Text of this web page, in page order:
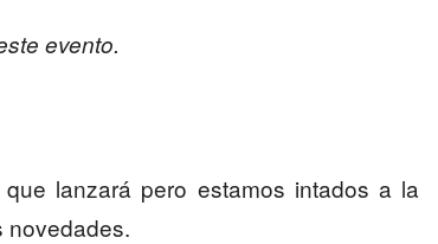
evento.
lanzará pero estamos intados a la
novedades.